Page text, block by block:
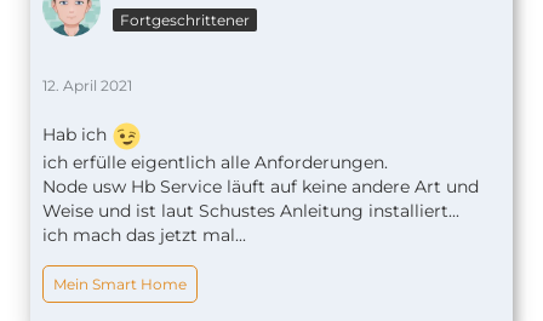
Fortgeschrittener
12. April 2021
Hab ich
ich erfülle eigentlich alle Anforderungen.
Node usw Hb Service läuft auf keine andere Art und
Weise und ist laut Schustes Anleitung installiert...
ich mach das jetzt mal...
Mein Smart Home